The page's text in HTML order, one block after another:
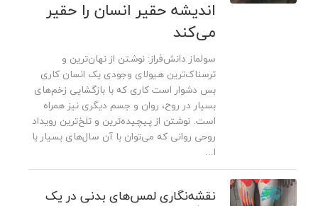
اندیشه حقیر انسان را حقیر
می‌کند
سولماز دانش‌فراز: نوشتن از نهان‌ترین و
ترسناک‌ترین هیولای وجودی یک انسان کاری
بس دشوار است کاری که با بازگشایی زخم‌های
بسیار در روح، روان و جسم دیگری نیز همراه
است. نوشتن از پیچیده‌ترین و تلخ‌ترین رویداد
روحی روانی که می‌توان با آن سال‌های بسیار با
ا...
نقشه‌نگاری لمس‌های بدنی در یک